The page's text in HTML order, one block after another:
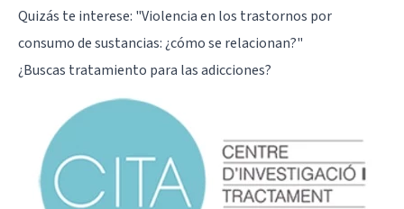
Quizás te interese: "Violencia en los trastornos por
consumo de sustancias: ¿cómo se relacionan?"
¿Buscas tratamiento para las adicciones?